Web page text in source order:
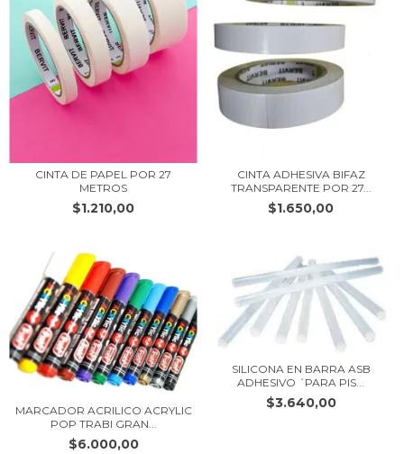
CINTA DE PAPEL POR 27
METROS
$1.210,00
CINTA ADHESIVA BIFAZ
TRANSPARENTE POR 27...
$1.650,00
MARCADOR ACRILICO ACRYLIC
POP TRABI GRAN...
$6.000,00
SILICONA EN BARRA ASB
ADHESIVO ´PARA PIS...
$3.640,00